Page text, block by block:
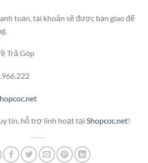
toán, tài khoản sẽ được bàn giao để
Trả Góp
tín, hỗ trợ linh hoạt tạiShopcoc.net!